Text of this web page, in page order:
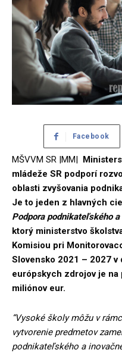
Facebook
MŠVVM SR |MM|
mládeže SR podporí
oblasti zvyšovania
Je to jeden z hlavných
Podpora podnikateľského
ktorý ministerstvo
Komisiou pri
Slovensko 2021 – 2027
európskych zdrojov je
miliónov eur.
“Vysoké školy môžu v
vytvorenie predmetov
podnikateľského a